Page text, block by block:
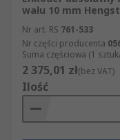
wału 10 mm
Nr art. RS 761-533
Nr części producenta
Suma częściowa (1
2 375,01 zł(bez VAT)
Ilość